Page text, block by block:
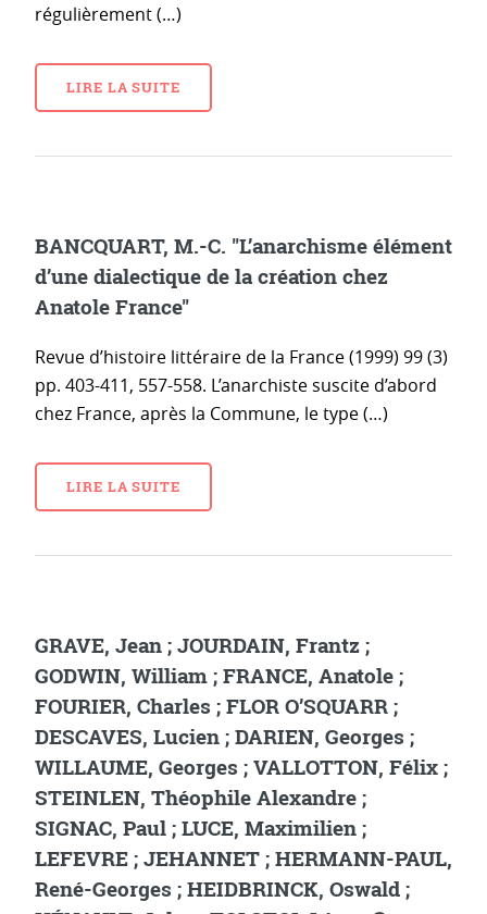
régulièrement (…)
LIRE LA SUITE
BANCQUART, M.-C. "L’anarchisme élément
d’une dialectique de la création chez
Anatole France"
Revue d’histoire littéraire de la France (1999) 99 (3)
pp. 403-411, 557-558. L’anarchiste suscite d’abord
chez France, après la Commune, le type (…)
LIRE LA SUITE
GRAVE, Jean ; JOURDAIN, Frantz ;
GODWIN, William ; FRANCE, Anatole ;
FOURIER, Charles ; FLOR O’SQUARR ;
DESCAVES, Lucien ; DARIEN, Georges ;
WILLAUME, Georges ; VALLOTTON, Félix ;
STEINLEN, Théophile Alexandre ;
SIGNAC, Paul ; LUCE, Maximilien ;
LEFEVRE ; JEHANNET ; HERMANN-PAUL,
René-Georges ; HEIDBRINCK, Oswald ;